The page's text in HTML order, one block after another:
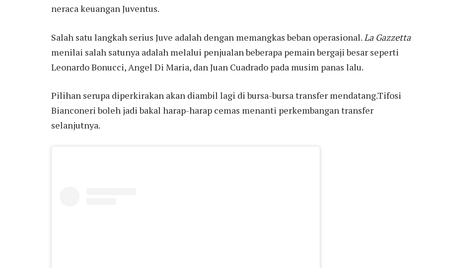
neraca keuangan Juventus.
Salah satu langkah serius Juve adalah dengan memangkas beban operasional. La Gazzetta
menilai salah satunya adalah melalui penjualan beberapa pemain bergaji besar seperti
Leonardo Bonucci, Angel Di Maria, dan Juan Cuadrado pada musim panas lalu.
Pilihan serupa diperkirakan akan diambil lagi di bursa-bursa transfer mendatang.Tifosi
Bianconeri boleh jadi bakal harap-harap cemas menanti perkembangan transfer
selanjutnya.